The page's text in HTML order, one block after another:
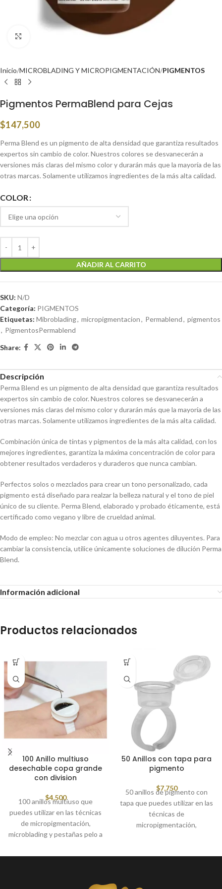
Inicio MICROBLADING Y MICROPIGMENTACIÓN PIGMENTOS
Pigmentos PermaBlend para Cejas
$147,500
Perma Blend es un pigmento de alta densidad que garantiza resultados
expertos sin cambio de color. Nuestros colores se desvanecerán a
versiones más claras del mismo color y durarán más que la mayoría de las
otras marcas. Solamente utilizamos ingredientes de la más alta calidad.
COLOR
AÑADIR AL CARRITO
SKU: N/D
Categoría: PIGMENTOS
Etiquetas: Mibroblading, micropigmentacion, Permablend, pigmentos
, PigmentosPermablend
Share:
Descripción
Perma Blend es un pigmento de alta densidad que garantiza resultados
expertos sin cambio de color. Nuestros colores se desvanecerán a
versiones más claras del mismo color y durarán más que la mayoría de las
otras marcas. Solamente utilizamos ingredientes de la más alta calidad.
Combinación única de tintas y pigmentos de la más alta calidad, con los
mejores ingredientes, garantiza la máxima concentración de color para
obtener resultados verdaderos y duraderos que nunca cambian.
Perfectos solos o mezclados para crear un tono personalizado, cada
pigmento está diseñado para realzar la belleza natural y el tono de piel
único de su cliente. Perma Blend, elaborado y probado éticamente, está
certificado como vegano y libre de crueldad animal.
Modo de empleo: No mezclar con agua u otros agentes diluyentes. Para
cambiar la consistencia, utilice únicamente soluciones de dilución Perma
Blend.
Información adicional
Productos relacionados
100 Anillo multiuso
desechable copa grande
con division
$4,500
100 anillos multiuso que
puedes utilizar en las técnicas
de micropigmentación,
microblading y pestañas pelo a
50 Anillos con tapa para
pigmento
$7,750
50 anillos de pigmento con
tapa que puedes utilizar en las
técnicas de
micropigmentación,